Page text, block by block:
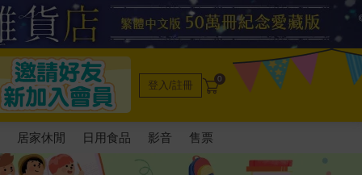
登入/註冊 0
居家休閒 日用食品 影音 售票